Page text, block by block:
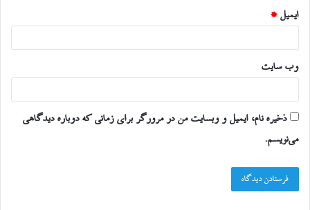
ایمیل *
وب‌ سایت
ذخیره نام، ایمیل و وبسایت من در مرورگر برای زمانی که دوباره دیدگاهی
می‌نویسم.